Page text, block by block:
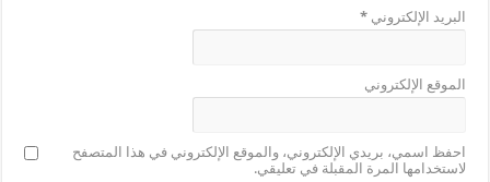
البريد الإلكتروني*
الموقع الإلكتروني
احفظ اسمي، بريدي الإلكتروني، والموقع الإلكتروني في هذا المتصفح
لاستخدامها المرة المقبلة في تعليقي.